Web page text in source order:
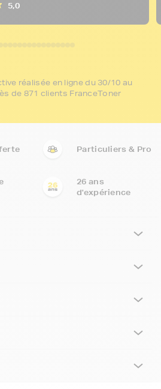
5,0
réalisée en ligne du 30/10 au
de 871 clients FranceToner
Particuliers & Pro
26 ans
d'expérience